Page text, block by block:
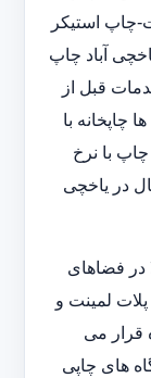
چاپ استیکر
آباد چاپ
قبل از
چاپخانه با
با نرخ
در یاخچی
در فضاهای
لمینت و
قرار می
های چاپی